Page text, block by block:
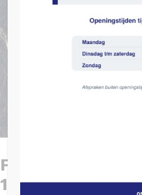
Flaviker
120×120